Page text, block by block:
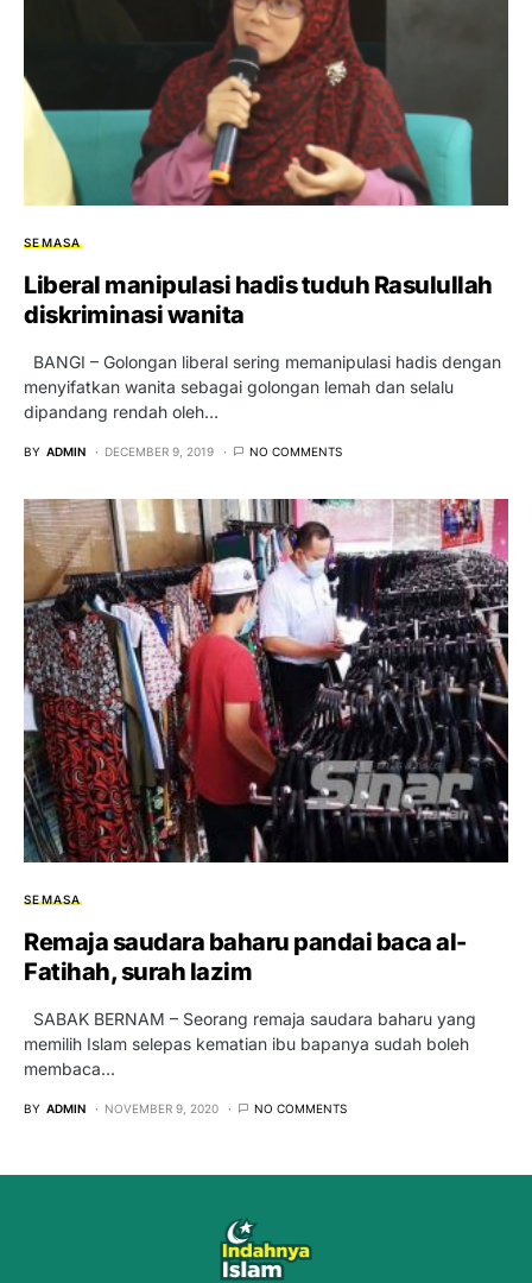
SEMASA
Liberal manipulasi hadis tuduh Rasulullah
diskriminasi wanita
BANGI – Golongan liberal sering memanipulasi hadis dengan
menyifatkan wanita sebagai golongan lemah dan selalu
dipandang rendah oleh…
BY ADMIN DECEMBER 9, 2019 NO COMMENTS
SEMASA
Remaja saudara baharu pandai baca al-
Fatihah, surah lazim
SABAK BERNAM – Seorang remaja saudara baharu yang
memilih Islam selepas kematian ibu bapanya sudah boleh
membaca…
BY ADMIN NOVEMBER 9, 2020 NO COMMENTS